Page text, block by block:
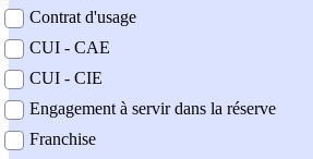
Contrat d'usage
CUI - CAE
CUI - CIE
Engagement à servir dans la réserve
Franchise